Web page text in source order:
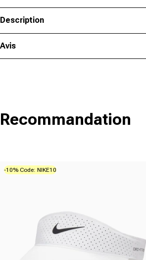
Description
Avis
Recommandation
-10% Code: NIKE10